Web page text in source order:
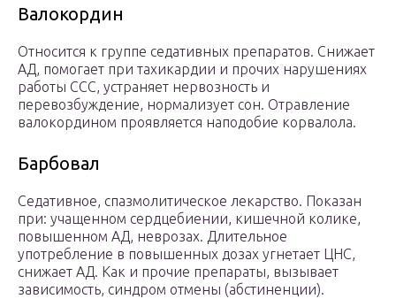
Валокордин
Относится к группе седативных препаратов. Снижает
АД, помогает при тахикардии и прочих нарушениях
работы ССС, устраняет нервозность и
перевозбуждение, нормализует сон. Отравление
валокордином проявляется наподобие корвалола.
Барбовал
Седативное, спазмолитическое лекарство. Показан
при: учащенном сердцебиении, кишечной колике,
повышенном АД, неврозах. Длительное
употребление в повышенных дозах угнетает ЦНС,
снижает АД. Как и прочие препараты, вызывает
зависимость, синдром отмены (абстиненции).